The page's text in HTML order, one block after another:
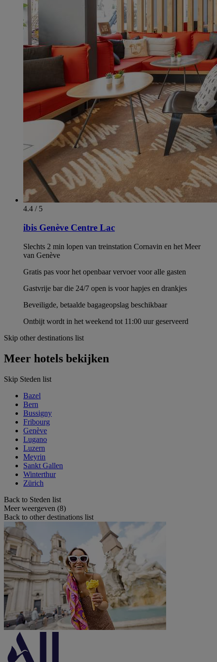
4.4 / 5
ibis Genève Centre Lac
Slechts 2 min lopen van treinstation Cornavin en het Meer
van Genève
Gratis pas voor het openbaar vervoer voor alle gasten
Gastvrije bar die 24/7 open is voor hapjes en drankjes
Beveiligde, betaalde bagageopslag beschikbaar
Ontbijt wordt in het weekend tot 11:00 uur geserveerd
Skip other destinations list
Meer hotels bekijken
Skip Steden list
Bazel
Bern
Bussigny
Fribourg
Genève
Lugano
Luzern
Meyrin
Sankt Gallen
Winterthur
Zürich
Back to Steden list
Meer weergeven (8)
Back to other destinations list